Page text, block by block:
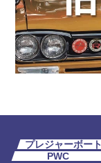
プレジャーボート
PWC